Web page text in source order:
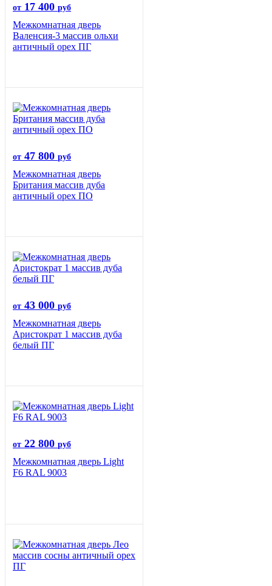
от 17 400 руб
Межкомнатная дверь
Валенсия-3 массив ольхи
античный орех ПГ
от 47 800 руб
Межкомнатная дверь
Британия массив дуба
античный орех ПО
от 43 000 руб
Межкомнатная дверь
Аристократ 1 массив дуба
белый ПГ
от 22 800 руб
Межкомнатная дверь Light
F6 RAL 9003